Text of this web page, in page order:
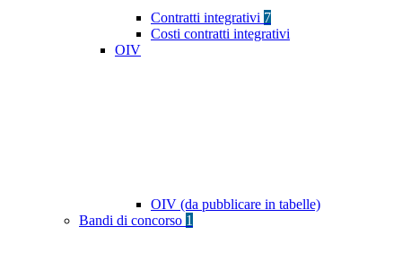
Contratti integrativi 7
Costi contratti integrativi
OIV
OIV (da pubblicare in tabelle)
Bandi di concorso 1